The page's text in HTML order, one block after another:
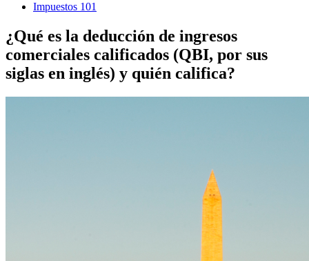
Impuestos 101
¿Qué es la deducción de ingresos
comerciales calificados (QBI, por sus
siglas en inglés) y quién califica?